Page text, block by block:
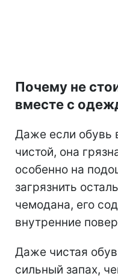
Почему не
вместе с
Даже если обувь
чистой, она
особенно на
загрязнить
чемодана, его
внутренние
Даже чистая
сильный запах,